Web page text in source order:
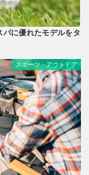
に優れたモデルをタ
スポーツ・アウトドア